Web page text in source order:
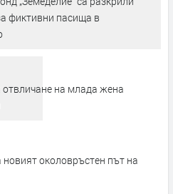
фиктивни пасища в
отвличане на млада жена
околовръстен път на